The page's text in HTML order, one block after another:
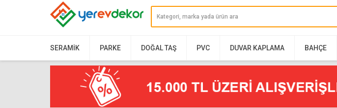
SERAMIK PARKE DOĞAL TAŞ PVC DUVAR KAPLAMA BAHÇE